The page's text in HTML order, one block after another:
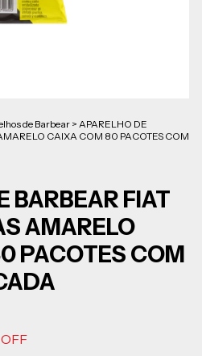
de Barbear> APARELHO DE
CAIXA COM 80 PACOTES COM
BARBEAR FIAT
AMARELO
PACOTES COM